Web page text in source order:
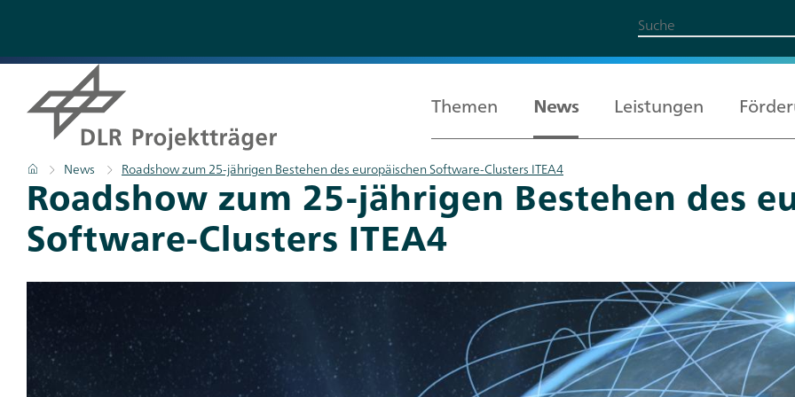
Inhalt
Themen
Alle Themen
News Leistungen
Leistungen
Förderung
Über uns
Karriere
Pfadnavigation
Startseite
News Roadshow zum 25-jährigen Bestehen des europäischen Software-Clusters ITEA4
Titel
Roadshow zum 25-jährigen Bestehen des
Software-Clusters ITEA4
Teaser